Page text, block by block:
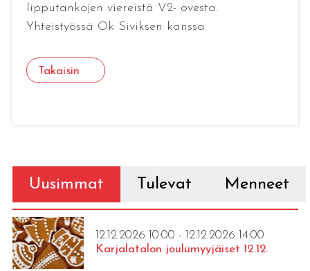
lipputankojen viereistä V2- ovesta.
Yhteistyössä Ok Siviksen kanssa.
Takaisin
Uusimmat Tulevat Menneet
12.12.2026 10:00 - 12.12.2026 14:00
Karjalatalon joulumyyjäiset 12.12.